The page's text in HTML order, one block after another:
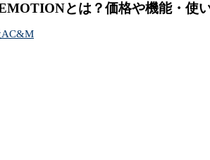
とは？価格や機能・使
AC&M